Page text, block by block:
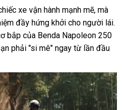
xe vận hành mạnh mẽ, mà
đầy hứng khởi cho người lái.
bắp của Benda Napoleon 250
phải "si mê" ngay từ lần đầu